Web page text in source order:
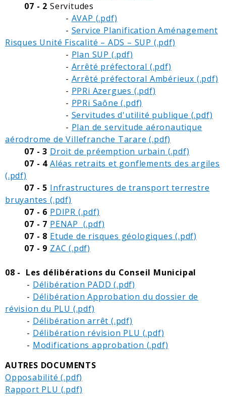
07 - 2Servitudes
- AVAP
- Service Planification Aménagement
Risques Unité Fiscalité – ADS – SUP
- Plan SUP
- Arrêté préfectoral
- Arrêté préfectoral Ambérieux
- PPRi Azergues
- PPRi Saône
- Servitudes d'utilité publique
- Plan de servitude aéronautique
aérodrome de Villefranche Tarare
07 - 3 Droit de préemption urbain
07 - 4 Aléas retraits et gonflements des argiles
07 - 5 Infrastructures de transport terrestre
bruyantes
07 - 6 PDIPR
07 - 7 PENAP
07 - 8 Etude de risques géologiques
07 - 9 ZAC
08 - Les délibérations du Conseil Municipal
- Délibération PADD
- Délibération Approbation du dossier de
révision du PLU
- Délibération arrêt
- Délibération révision PLU
- Modifications approbation
AUTRES DOCUMENTS
Opposabilité
Rapport PLU